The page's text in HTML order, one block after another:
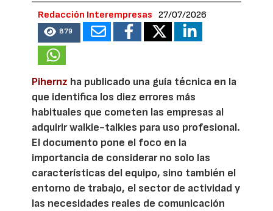
Redacción Interempresas 27/07/2026
879
Pihernz ha publicado una guía técnica en la
que identifica los diez errores más
habituales que cometen las empresas al
adquirir walkie-talkies para uso profesional.
El documento pone el foco en la
importancia de considerar no solo las
características del equipo, sino también el
entorno de trabajo, el sector de actividad y
las necesidades reales de comunicación